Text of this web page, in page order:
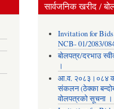
सार्वजनिक खरीद /
Invitation for
NCB- 01/2083/
बोलपत्र/दरभाउ
।
आ.व. २०८३।०८४
संकलन (ठेक्का
वोलपत्रको सूचना ।